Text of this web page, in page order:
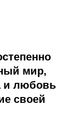
мир,
и любовь
своей